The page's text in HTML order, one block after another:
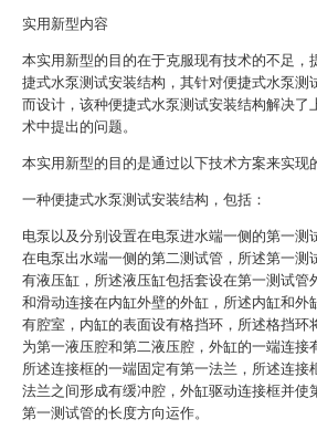
实用新型内容
本实用新型的目的在于克服现有技术的不足，
捷式水泵测试安装结构，其针对便捷式水泵测
而设计，该种便捷式水泵测试安装结构解决了
术中提出的问题。
本实用新型的目的是通过以下技术方案来实现
一种便捷式水泵测试安装结构，包括：
电泵以及分别设置在电泵进水端一侧的第一测
在电泵出水端一侧的第二测试管，所述第一测
有液压缸，所述液压缸包括套设在第一测试管
和滑动连接在内缸外壁的外缸，所述内缸和外
有腔室，内缸的表面设有格挡环，所述格挡环
为第一液压腔和第二液压腔，外缸的一端连接
所述连接框的一端固定有第一法兰，所述连接
法兰之间形成有缓冲腔，外缸驱动连接框并使
第一测试管的长度方向运作。